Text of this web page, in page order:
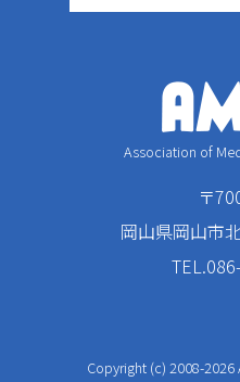
Association of
〒
岡山県岡山市
Copyright (c) 2008-2026